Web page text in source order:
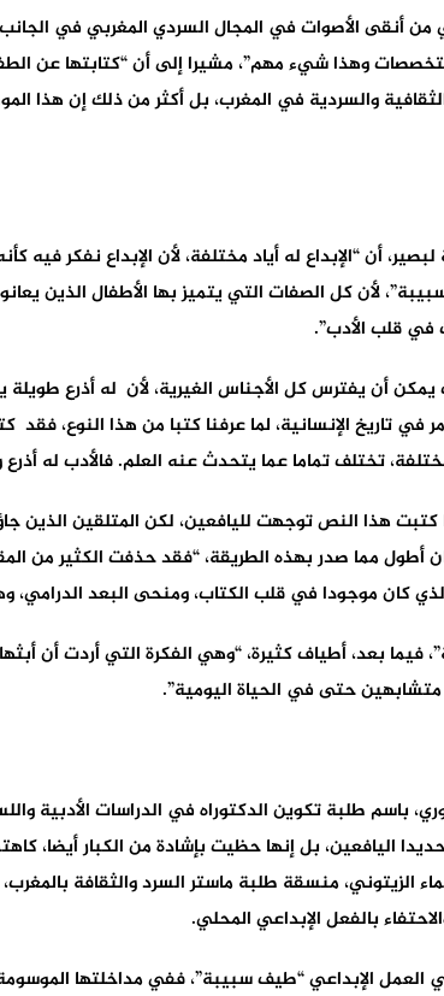
أنقى الأصوات في المجال السردي المغربي في
وهذا شيء مهم”، مشيرا إلى أن “كتابتها عن
والسردية في المغرب، بل أكثر من ذلك إن
أن “الإبداع له أياد مختلفة، لأن الإبداع نفكر فيه
لأن كل الصفات التي يتميز بها الأطفال الذين
في قلب الأدب”.
أن يفترس كل الأجناس الغيرية، لأن له أذرع
في تاريخ الإنسانية، لما عرفنا كتبا من هذا النوع،
تختلف تماما عما يتحدث عنه العلم. فالأدب له
هذا النص توجهت لليافعين، لكن المتلقين الذين
أطول مما صدر بهذه الطريقة، “فقد حذفت الكثير من
كان موجودا في قلب الكتاب، ومنحى البعد الدرامي،
فيما بعد، أطياف كثيرة، “وهي الفكرة التي أردت أن
حتى في الحياة اليومية”.
باسم طلبة تكوين الدكتوراه في الدراسات الأدبية
اليافعين، بل إنها حظيت بإشادة من الكبار أيضا،
الزيتوني، منسقة طلبة ماستر السرد والثقافة
بالفعل الإبداعي المحلي.
العمل الإبداعي “طيف سبيبة”، ففي مداخلتها